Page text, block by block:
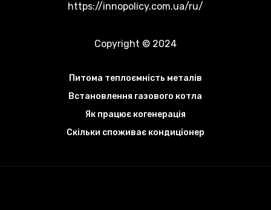
https://innopolicy.com.ua/ru/
Copyright © 2024
Питома теплоємність металів
Встановлення газового котла
Як працює когенерація
Скільки споживає кондиціонер